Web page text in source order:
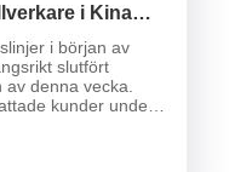
i Kina
varumärken
i början av
slutfört
denna vecka.
kunder under
pla......